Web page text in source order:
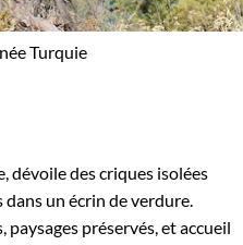
dévoile des criques isolées
dans un écrin de verdure.
préservés, et accueil